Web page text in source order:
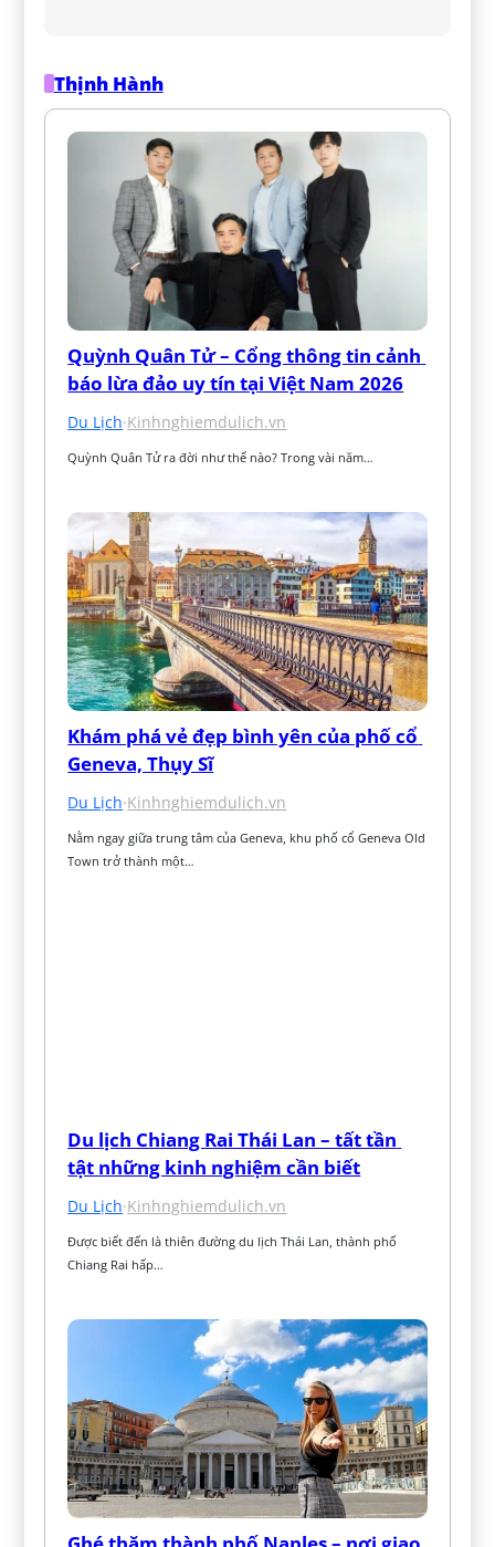
Thịnh Hành
Quỳnh Quân Tử – Cổng thông tin cảnh
báo lừa đảo uy tín tại Việt Nam 2026
Du Lịch·Kinhnghiemdulich.vn
Quỳnh Quân Tử ra đời như thế nào? Trong vài năm…
Khám phá vẻ đẹp bình yên của phố cổ
Geneva, Thụy Sĩ
Du Lịch·Kinhnghiemdulich.vn
Nằm ngay giữa trung tâm của Geneva, khu phố cổ Geneva Old
Town trở thành một…
Du lịch Chiang Rai Thái Lan – tất tần
tật những kinh nghiệm cần biết
Du Lịch·Kinhnghiemdulich.vn
Được biết đến là thiên đường du lịch Thái Lan, thành phố
Chiang Rai hấp…